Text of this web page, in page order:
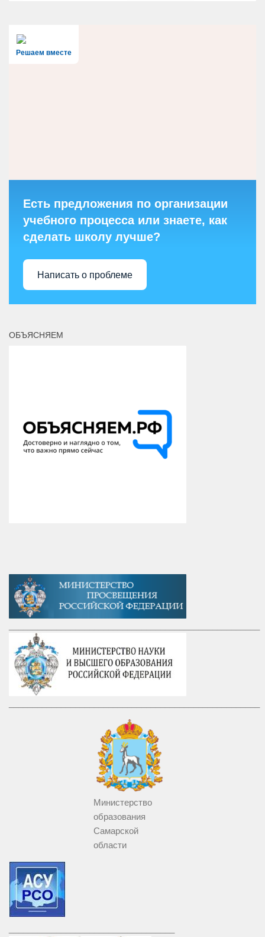
Решаем вместе
Есть предложения по организации
учебного процесса или знаете, как
сделать школу лучше?
Написать о проблеме
ОБЪЯСНЯЕМ
Министерство
образования
Самарской
области